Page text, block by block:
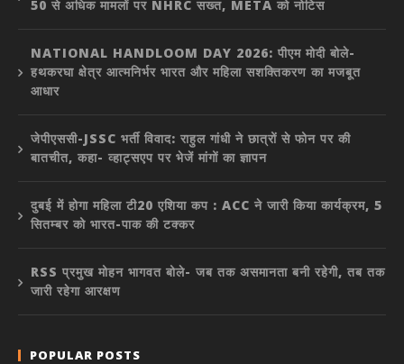
50 से अधिक मामलों पर NHRC सख्त, META को नोटिस
NATIONAL HANDLOOM DAY 2026: पीएम मोदी बोले-
हथकरघा क्षेत्र आत्मनिर्भर भारत और महिला सशक्तिकरण का मजबूत
आधार
जेपीएससी-JSSC भर्ती विवाद: राहुल गांधी ने छात्रों से फोन पर की
बातचीत, कहा- व्हाट्सएप पर भेजें मांगों का ज्ञापन
दुबई में होगा महिला टी20 एशिया कप : ACC ने जारी किया कार्यक्रम, 5
सितम्बर को भारत-पाक की टक्कर
RSS प्रमुख मोहन भागवत बोले- जब तक असमानता बनी रहेगी, तब तक
जारी रहेगा आरक्षण
POPULAR POSTS